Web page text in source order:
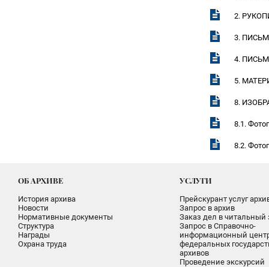
2.
3.
4.
5.
8.
8.1.
8.2.
ОБ АРХИВЕ
История архива
Новости
Нормативные документы
Структура
Награды
Охрана труда
УСЛУГИ
Прейскурант услуг
Запрос в архив
Заказ дел в читальный
Запрос в Справочно-
информационный
федеральных
архивов
Проведение экскурсий